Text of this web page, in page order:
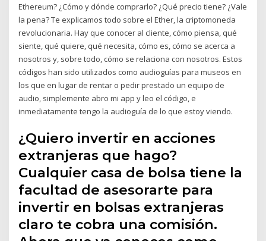
Ethereum? ¿Cómo y dónde comprarlo? ¿Qué precio tiene? ¿Vale
la pena? Te explicamos todo sobre el Ether, la criptomoneda
revolucionaria. Hay que conocer al cliente, cómo piensa, qué
siente, qué quiere, qué necesita, cómo es, cómo se acerca a
nosotros y, sobre todo, cómo se relaciona con nosotros. Estos
códigos han sido utilizados como audioguías para museos en
los que en lugar de rentar o pedir prestado un equipo de
audio, simplemente abro mi app y leo el código, e
inmediatamente tengo la audioguía de lo que estoy viendo.
¿Quiero invertir en acciones
extranjeras que hago?
Cualquier casa de bolsa tiene la
facultad de asesorarte para
invertir en bolsas extranjeras
claro te cobra una comisión.